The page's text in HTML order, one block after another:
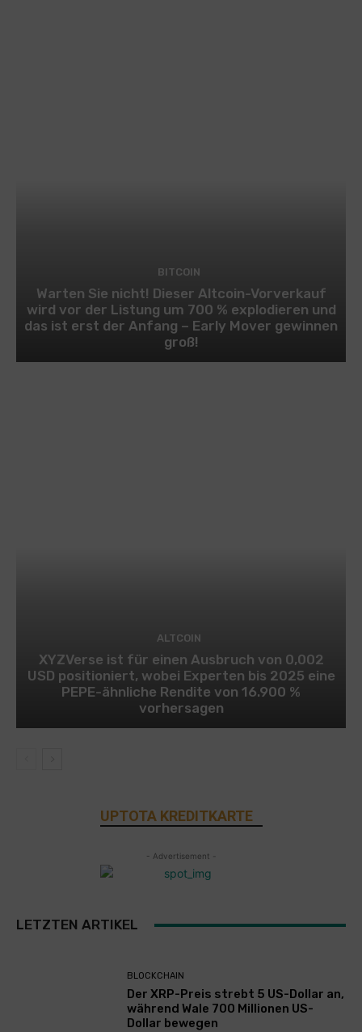
BITCOIN
Warten Sie nicht! Dieser Altcoin-Vorverkauf
wird vor der Listung um 700 % explodieren und
das ist erst der Anfang – Early Mover gewinnen
groß!
ALTCOIN
XYZVerse ist für einen Ausbruch von 0,002
USD positioniert, wobei Experten bis 2025 eine
PEPE-ähnliche Rendite von 16.900 %
vorhersagen
UPTOTA KREDITKARTE
- Advertisement -
LETZTEN ARTIKEL
BLOCKCHAIN
Der XRP-Preis strebt 5 US-Dollar an,
während Wale 700 Millionen US-
Dollar bewegen